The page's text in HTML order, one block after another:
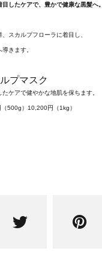
目したケアで、豊かで健康な黒髮へ。
スカルプフローラに着目し、
導きます。
プマスク
ケアで健やかな地肌を保ちます。
（500g） 10,200円（1kg）
 